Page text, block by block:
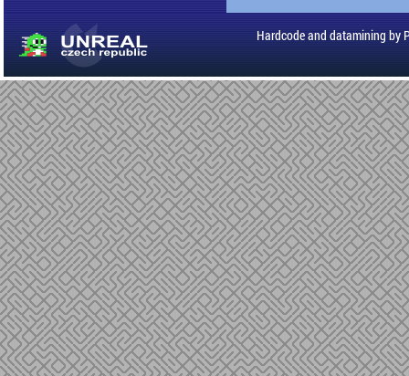
Hardcode and datamining by